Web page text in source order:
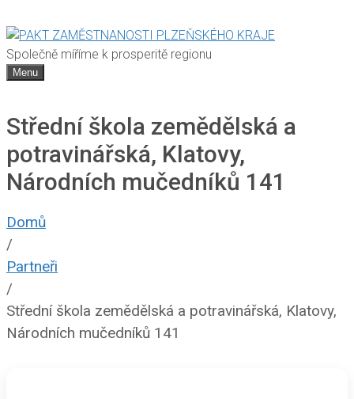
Společně míříme k prosperitě regionu
Menu
Střední škola zemědělská a
potravinářská, Klatovy,
Národních mučedníků 141
Domů
/
Partneři
/
Střední škola zemědělská a potravinářská, Klatovy,
Národních mučedníků 141